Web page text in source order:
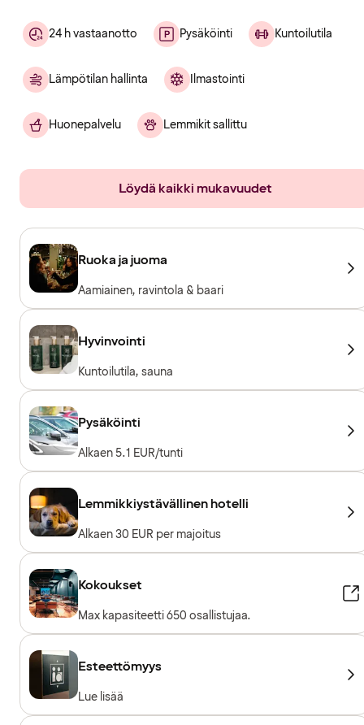
24 h vastaanotto Pysäköinti Kuntoilutila
Lämpötilan hallinta Ilmastointi
Huonepalvelu Lemmikit sallittu
Löydä kaikki mukavuudet
Ruoka ja juoma
Aamiainen, ravintola & baari
Hyvinvointi
Kuntoilutila, sauna
Pysäköinti
Alkaen 5.1 EUR/tunti
Lemmikkiystävällinen hotelli
Alkaen 30 EUR per majoitus
Kokoukset
Max kapasiteetti 650 osallistujaa.
Esteettömyys
Lue lisää